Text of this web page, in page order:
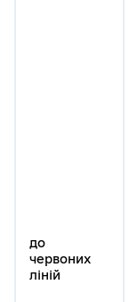
до
червоних
ліній